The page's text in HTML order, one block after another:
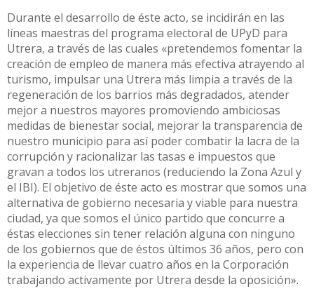
Durante el desarrollo de éste acto, se incidirán en las
líneas maestras del programa electoral de UPyD para
Utrera, a través de las cuales «pretendemos fomentar la
creación de empleo de manera más efectiva atrayendo al
turismo, impulsar una Utrera más limpia a través de la
regeneración de los barrios más degradados, atender
mejor a nuestros mayores promoviendo ambiciosas
medidas de bienestar social, mejorar la transparencia de
nuestro municipio para así poder combatir la lacra de la
corrupción y racionalizar las tasas e impuestos que
gravan a todos los utreranos (reduciendo la Zona Azul y
el IBI). El objetivo de éste acto es mostrar que somos una
alternativa de gobierno necesaria y viable para nuestra
ciudad, ya que somos el único partido que concurre a
éstas elecciones sin tener relación alguna con ninguno
de los gobiernos que de éstos últimos 36 años, pero con
la experiencia de llevar cuatro años en la Corporación
trabajando activamente por Utrera desde la oposición».